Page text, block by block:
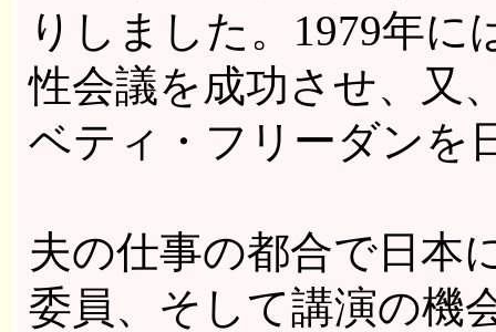
りしました。1979年
性会議を成功させ、又
ベティ・フリーダンを
夫の仕事の都合で日本
委員、そして講演の機